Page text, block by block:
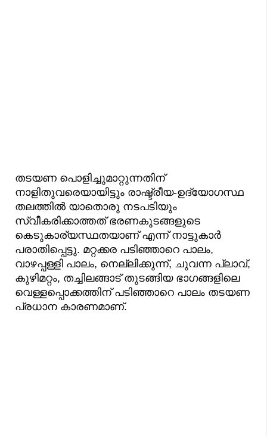
തടയണ പൊളിച്ചുമാറ്റുന്നതിന്
നാളിതുവരെയായിട്ടും രാഷ്ട്രീയ-ഉദ്യോഗസ്ഥ
തലത്തിൽ യാതൊരു നടപടിയും
സ്വീകരിക്കാത്തത് ഭരണകൂടങ്ങളുടെ
കെടുകാര്യസ്ഥതയാണ് എന്ന് നാട്ടുകാർ
പരാതിപ്പെട്ടു. മറ്റക്കര പടിഞ്ഞാറെ പാലം,
വാഴപ്പള്ളി പാലം, നെല്ലിക്കുന്ന്, ചുവന്ന പ്ലാവ്,
കുഴിമറ്റം, തച്ചിലങ്ങാട് തുടങ്ങിയ ഭാഗങ്ങളിലെ
വെള്ളപ്പൊക്കത്തിന് പടിഞ്ഞാറെ പാലം തടയണ
പ്രധാന കാരണമാണ്.